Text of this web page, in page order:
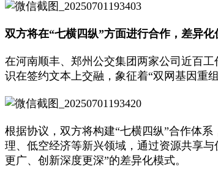
双方将在“七横四纵”方面进行合作，差异化
在河南顺丰、郑州公交集团两家公司近百
识在签约文本上交融，象征着“双网基因重
根据协议，双方将构建“七横四纵”合作体
理、低空经济等新兴领域，通过资源共享
更广、创新深度更深”的差异化模式。